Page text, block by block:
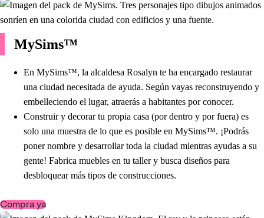
MySims™
En MySims™, la alcaldesa Rosalyn te ha encargado restaurar
una ciudad necesitada de ayuda. Según vayas reconstruyendo y
embelleciendo el lugar, atraerás a habitantes por conocer.
Construir y decorar tu propia casa (por dentro y por fuera) es
solo una muestra de lo que es posible en MySims™. ¡Podrás
poner nombre y desarrollar toda la ciudad mientras ayudas a su
gente! Fabrica muebles en tu taller y busca diseños para
desbloquear más tipos de construcciones.
Compra ya